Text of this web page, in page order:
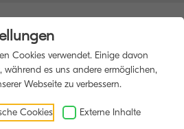
Cookies verwendet. Einige davon
es uns andere ermöglichen,
Webseite zu verbessern.
Cookies Externe Inhalte